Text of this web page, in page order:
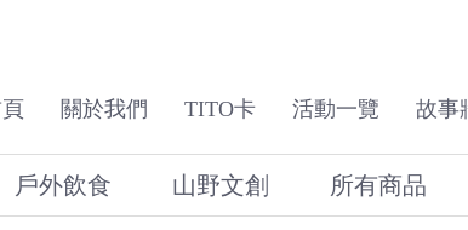
關於我們 TITO卡 活動一覽 故事
戶外飲食 山野文創 所有商品